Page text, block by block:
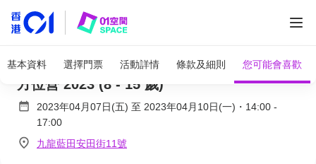
基本資料 選擇門票 活動詳情 條款及細則 您可能會喜歡
Nike Total Skills Camp 復活節NIKE籃球全
方位營 2023 (8 - 15 歲)
2023年04月07日(五) 至 2023年04月10日(一) ・ 14:00 -
17:00
九龍藍田安田街11號